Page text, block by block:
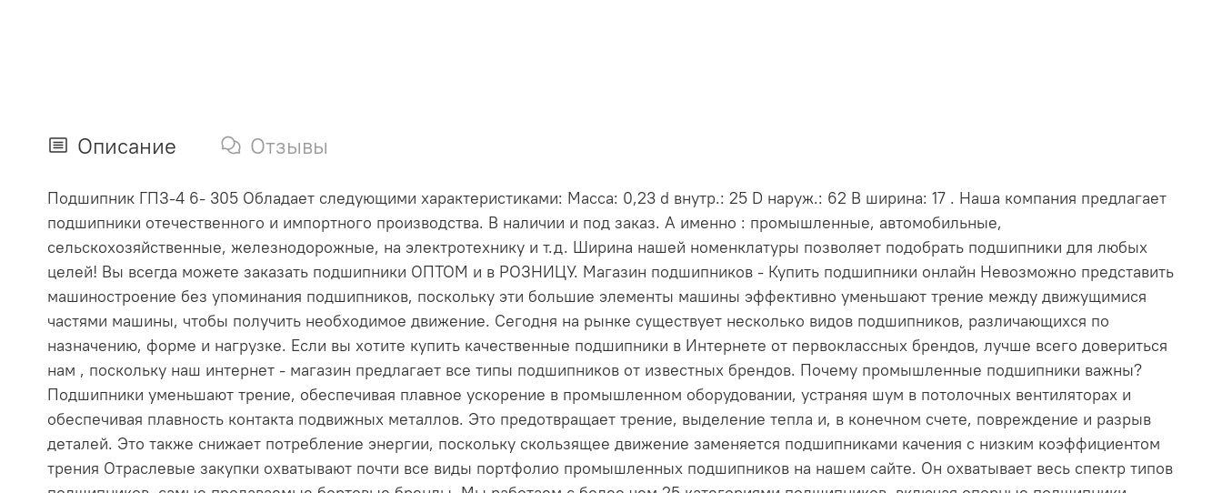
Описание Отзывы
Подшипник ГПЗ-4 6- 305 Обладает следующими характеристиками: Масса: 0,23 d внутр.: 25 D наруж.: 62 В ширина: 17 . Наша компания предлагает
подшипники отечественного и импортного производства. В наличии и под заказ. А именно : промышленные, автомобильные,
сельскохозяйственные, железнодорожные, на электротехнику и т.д. Ширина нашей номенклатуры позволяет подобрать подшипники для любых
целей! Вы всегда можете заказать подшипники ОПТОМ и в РОЗНИЦУ. Магазин подшипников - Купить подшипники онлайн Невозможно представить
машиностроение без упоминания подшипников, поскольку эти большие элементы машины эффективно уменьшают трение между движущимися
частями машины, чтобы получить необходимое движение. Сегодня на рынке существует несколько видов подшипников, различающихся по
назначению, форме и нагрузке. Если вы хотите купить качественные подшипники в Интернете от первоклассных брендов, лучше всего довериться
нам , поскольку наш интернет - магазин предлагает все типы подшипников от известных брендов. Почему промышленные подшипники важны?
Подшипники уменьшают трение, обеспечивая плавное ускорение в промышленном оборудовании, устраняя шум в потолочных вентиляторах и
обеспечивая плавность контакта подвижных металлов. Это предотвращает трение, выделение тепла и, в конечном счете, повреждение и разрыв
деталей. Это также снижает потребление энергии, поскольку скользящее движение заменяется подшипниками качения с низким коэффициентом
трения Отраслевые закупки охватывают почти все виды портфолио промышленных подшипников на нашем сайте. Он охватывает весь спектр типов